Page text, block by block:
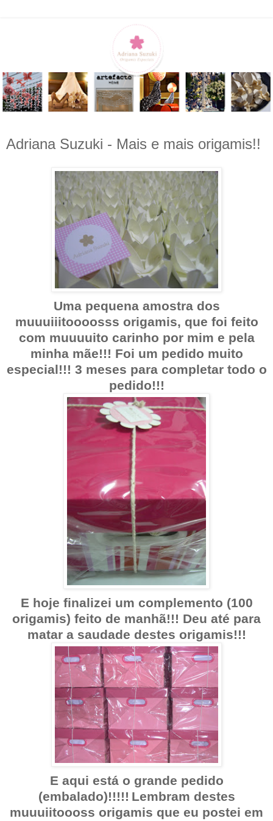
Adriana Suzuki - Mais e mais origamis!!
Uma pequena amostra dos
muuuiiitoooosss origamis, que foi feito
com muuuuito carinho por mim e pela
minha mãe!!! Foi um pedido muito
especial!!! 3 meses para completar todo o
pedido!!!
E hoje finalizei um complemento (100
origamis) feito de manhã!!! Deu até para
matar a saudade destes origamis!!!
E aqui está o grande pedido
(embalado)!!!!! Lembram destes
muuuiitoooss origamis que eu postei em